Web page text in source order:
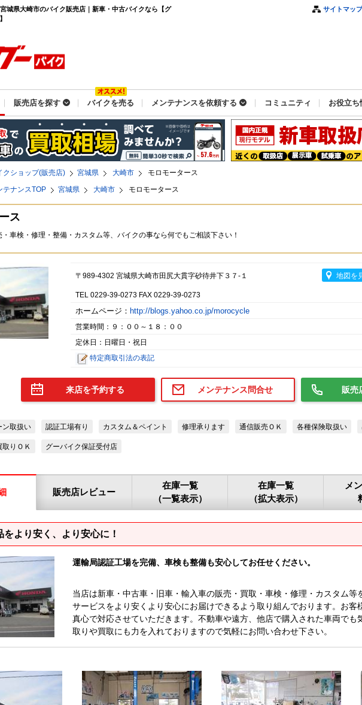
宮城県大崎市のバイク販売店｜新車・中古バイクなら【グ
サイトマップ
販売店を探す バイクを売る メンテナンスを依頼する コミュニティ お役立ち
クショップ(販売店) 宮城県 大崎市
モロモータース
テナンスTOP 宮城県 大崎市 モロモータース
ス
車検・修理・整備・カスタム等、バイクの事なら何でもご相談下さい！
〒989-4302 宮城県大崎市田尻大貫字砂待井下３７-１ 地図を
TEL 0229-39-0273 FAX 0229-39-0273
ホームページ： http://blogs.yahoo.co.jp/morocycle
営業時間：９：００～１８：００
定休日：日曜日・祝日
特定商取引法の表記
来店を予約する メンテナンス問合せ 販売
ン取扱い 認証工場有り カスタム＆ペイント 修理承ります 通信販売ＯＫ 各種保険取扱い
取りＯＫ グーバイク保証受付店
販売店レビュー
在庫一覧
（一覧表示）
在庫一覧
（拡大表示）
メ
をより安く、より安心に！
運輸局認証工場を完備、車検も整備も安心してお任せください。
当店は新車・中古車・旧車・輸入車の販売・買取・車検・修理・カスタム
サービスをより安くより安心にお届けできるよう取り組んでおります。お
真心で対応させていただきます。不動車や遠方、他店で購入された車両で
取りや買取にも力を入れておりますので気軽にお問い合わせ下さい。